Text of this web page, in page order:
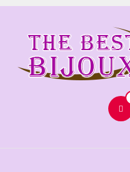
Aller
contenu